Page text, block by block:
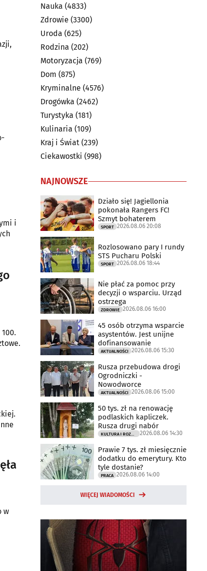
i
Nauka (4833)
Zdrowie (3300)
Uroda (625)
Rodzina (202)
Motoryzacja (769)
Dom (875)
Kryminalne (4576)
Drogówka (2462)
Turystyka (181)
Kulinaria (109)
Kraj i Świat (239)
Ciekawostki (998)
NAJNOWSZE
Działo się! Jagiellonia
pokonała Rangers FC!
Szmyt bohaterem
SPORT 2026.08.06 20:08
Rozlosowano pary I rundy
STS Pucharu Polski
SPORT 2026.08.06 18:44
Nie płać za pomoc przy
decyzji o wsparciu. Urząd
ostrzega
ZDROWIE 2026.08.06 16:00
45 osób otrzyma wsparcie
asystentów. Jest unijne
dofinansowanie
AKTUALNOŚCI 2026.08.06 15:30
Rusza przebudowa drogi
Ogrodniczki -
Nowodworce
AKTUALNOŚCI 2026.08.06 15:00
50 tys. zł na renowację
podlaskich kapliczek.
Rusza drugi nabór
2026.08.06 14:30
Prawie 7 tys. zł miesięcznie
dodatku do emerytury. Kto
tyle dostanie?
PRACA 2026.08.06 14:00
WIĘCEJ WIADOMOŚCI